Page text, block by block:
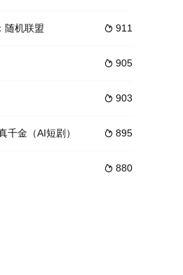
人也大肆搜刮百姓，
“享受22集的战栗时间”。诡异的故事，迷
，白客、小爱、张
军。剧中讲述了医药世家白府经历清末、
 911
随机联盟
 905
 903
 895
千金（AI短剧）
 880